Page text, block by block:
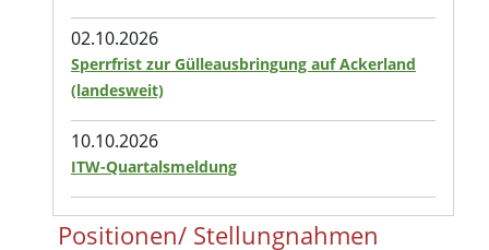
02.10.2026
Sperrfrist zur Gülleausbringung auf Ackerland
(landesweit)
10.10.2026
ITW-Quartalsmeldung
Positionen/ Stellungnahmen